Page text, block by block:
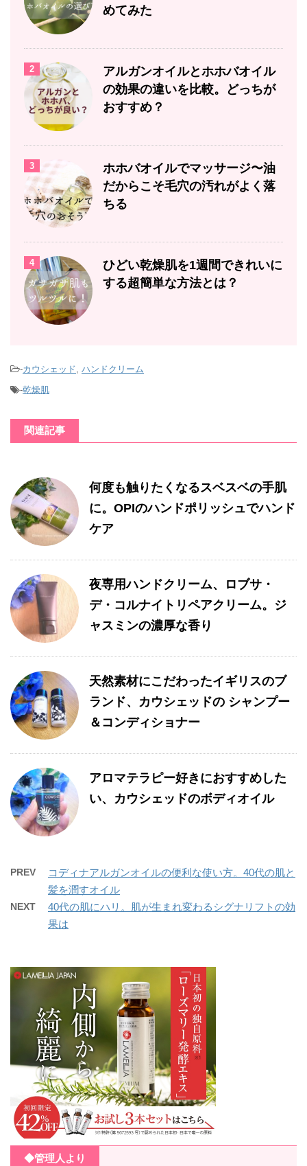
めてみた
2
アルガンオイルとホホバオイル
の効果の違いを比較。どっちが
おすすめ？
3
ホホバオイルでマッサージ〜油
だからこそ毛穴の汚れがよく落
ちる
4
ひどい乾燥肌を1週間できれいに
する超簡単な方法とは？
-カウシェッド ハンドクリーム
-乾燥肌
関連記事
何度も触りたくなるスベスベの手肌
に。OPIのハンドポリッシュでハンド
ケア
夜専用ハンドクリーム、ロブサ・
デ・コルナイトリペアクリーム。ジ
ャスミンの濃厚な香り
天然素材にこだわったイギリスのブ
ランド、カウシェッドの シャンプー
＆コンディショナー
アロマテラピー好きにおすすめした
い、カウシェッドのボディオイル
PREV
コディナアルガンオイルの便利な使い方。40代の肌と
髪を潤すオイル
NEXT
40代の肌にハリ。肌が生まれ変わるシグナリフトの効
果は
◆管理人より